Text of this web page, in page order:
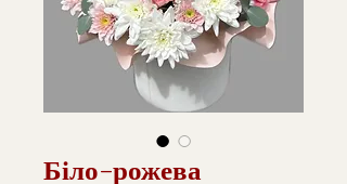
Біло-рожева